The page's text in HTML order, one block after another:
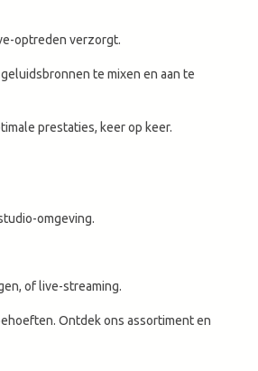
optreden verzorgt.
te mixen en aan te
prestaties, keer op keer.
omgeving.
of live-streaming.
Ontdek ons assortiment en